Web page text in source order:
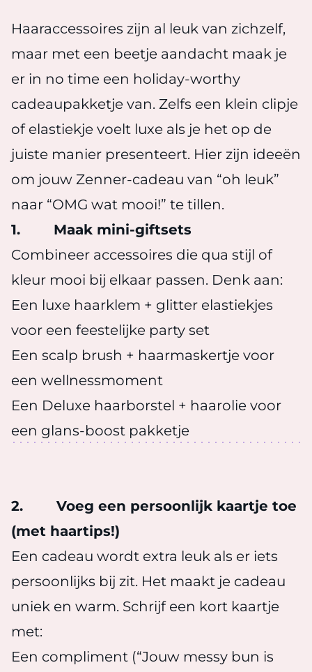
Haaraccessoires zijn al leuk van zichzelf,
maar met een beetje aandacht maak je
er in no time een holiday-worthy
cadeaupakketje van. Zelfs een klein clipje
of elastiekje voelt luxe als je het op de
juiste manier presenteert. Hier zijn ideeën
om jouw Zenner-cadeau van “oh leuk”
naar “OMG wat mooi!” te tillen.
1. Maak mini-giftsets
Combineer accessoires die qua stijl of
kleur mooi bij elkaar passen. Denk aan:
Een luxe haarklem + glitter elastiekjes
voor een feestelijke party set
Een scalp brush + haarmaskertje voor
een wellnessmoment
Een Deluxe haarborstel + haarolie voor
een glans-boost pakketje
2. Voeg een persoonlijk kaartje toe
(met haartips!)
Een cadeau wordt extra leuk als er iets
persoonlijks bij zit. Het maakt je cadeau
uniek en warm. Schrijf een kort kaartje
met:
Een compliment (“Jouw messy bun is